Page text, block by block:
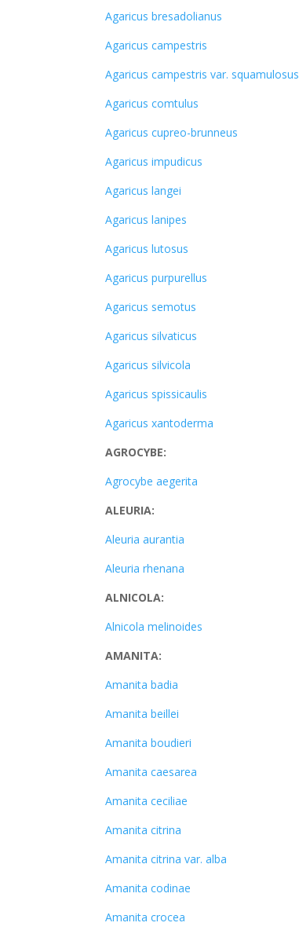
Agaricus bresadolianus
Agaricus campestris
Agaricus campestris var. squamulosus
Agaricus comtulus
Agaricus cupreo-brunneus
Agaricus impudicus
Agaricus langei
Agaricus lanipes
Agaricus lutosus
Agaricus purpurellus
Agaricus semotus
Agaricus silvaticus
Agaricus silvicola
Agaricus spissicaulis
Agaricus xantoderma
AGROCYBE:
Agrocybe aegerita
ALEURIA:
Aleuria aurantia
Aleuria rhenana
ALNICOLA:
Alnicola melinoides
AMANITA:
Amanita badia
Amanita beillei
Amanita boudieri
Amanita caesarea
Amanita ceciliae
Amanita citrina
Amanita citrina var. alba
Amanita codinae
Amanita crocea